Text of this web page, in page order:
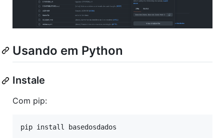
Usando em Python
Instale
Com pip:
pip install basedosdados